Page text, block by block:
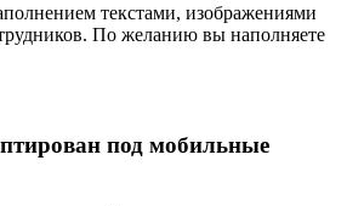
текстами, изображениями
По желанию вы наполняете
под мобильные